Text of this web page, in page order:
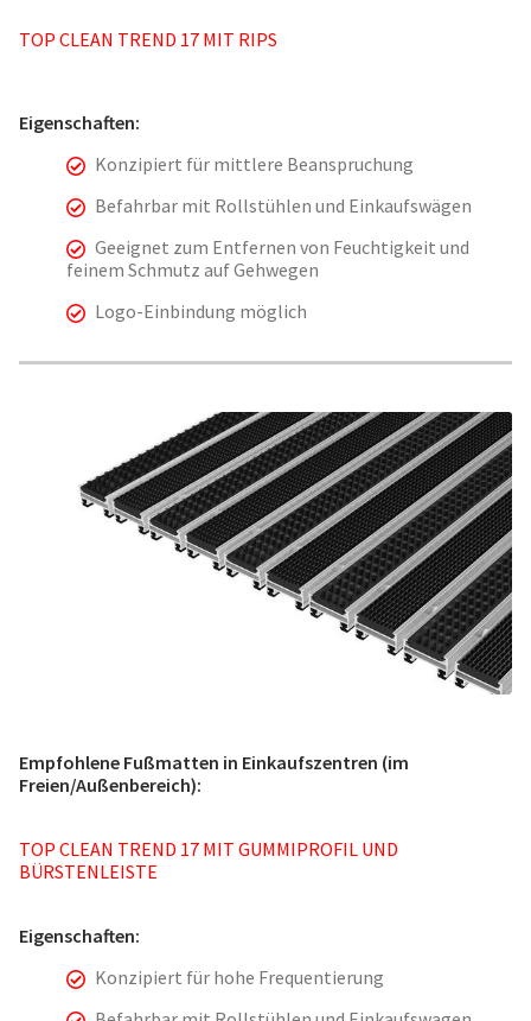
TOP CLEAN TREND 17 MIT RIPS
Eigenschaften:
Konzipiert für mittlere Beanspruchung
Befahrbar mit Rollstühlen und Einkaufswägen
Geeignet zum Entfernen von Feuchtigkeit und
feinem Schmutz auf Gehwegen
Logo-Einbindung möglich
Empfohlene Fußmatten in Einkaufszentren (im
Freien/Außenbereich):
TOP CLEAN TREND 17 MIT GUMMIPROFIL UND
BÜRSTENLEISTE
Eigenschaften:
Konzipiert für hohe Frequentierung